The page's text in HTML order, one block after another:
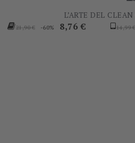
L’ARTE DEL
Prezzo
21,90 € -60% Prezzo
8,76 € 14,99 €